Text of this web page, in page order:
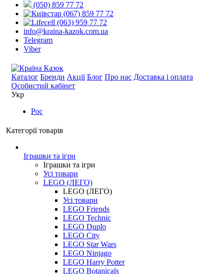
(050) 859 77 72
(067) 859 77 72
(063) 959 77 72
info@kraina-kazok.com.ua
Telegram
Viber
Каталог Бренди Акції Блог Про нас Доставка і оплата
Особистий кабінет
Укр
Рос
Категорії товарів
Іграшки та ігри
Іграшки та ігри
Усі товари
LEGO (ЛЕГО)
LEGO (ЛЕГО)
Усі товари
LEGO Friends
LEGO Technic
LEGO Duplo
LEGO City
LEGO Star Wars
LEGO Ninjago
LEGO Harry Potter
LEGO Botanicals